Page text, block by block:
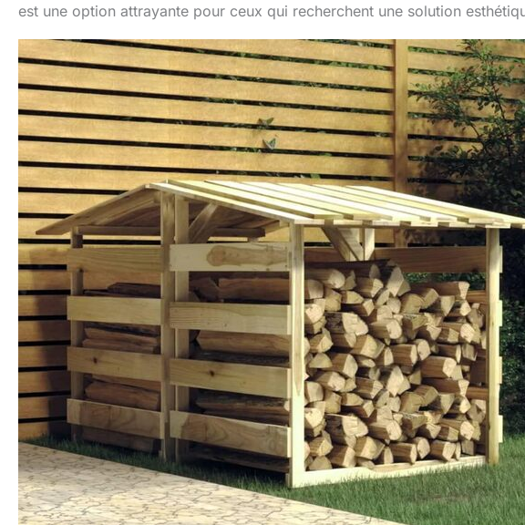
est une option attrayante pour ceux qui recherchent une solution